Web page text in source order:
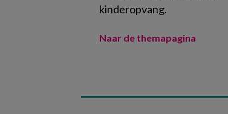
kinderopvang.
Naar de themapagina